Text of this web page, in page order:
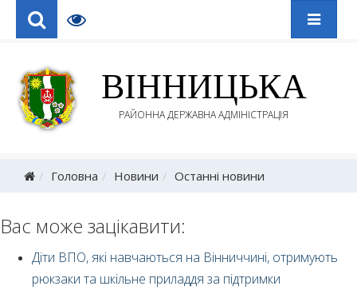
ВІННИЦЬКА
РАЙОННА ДЕРЖАВНА АДМІНІСТРАЦІЯ
Головна Новини Останні новини
Вас може зацікавити:
Діти ВПО, які навчаються на Вінниччині, отримують
рюкзаки та шкільне приладдя за підтримки